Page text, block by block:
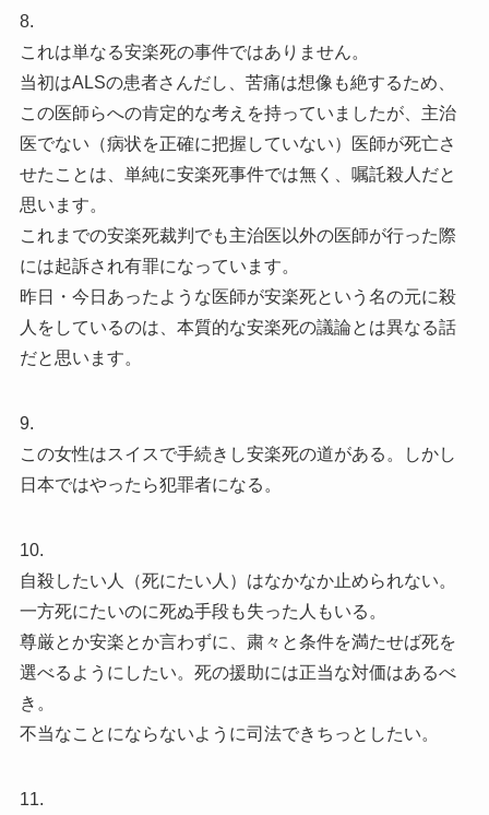
8.
これは単なる安楽死の事件ではありません。
当初はALSの患者さんだし、苦痛は想像も絶するため、
この医師らへの肯定的な考えを持っていましたが、主治
医でない（病状を正確に把握していない）医師が死亡さ
せたことは、単純に安楽死事件では無く、嘱託殺人だと
思います。
これまでの安楽死裁判でも主治医以外の医師が行った際
には起訴され有罪になっています。
昨日・今日あったような医師が安楽死という名の元に殺
人をしているのは、本質的な安楽死の議論とは異なる話
だと思います。
9.
この女性はスイスで手続きし安楽死の道がある。しかし
日本ではやったら犯罪者になる。
10.
自殺したい人（死にたい人）はなかなか止められない。
一方死にたいのに死ぬ手段も失った人もいる。
尊厳とか安楽とか言わずに、粛々と条件を満たせば死を
選べるようにしたい。死の援助には正当な対価はあるべ
き。
不当なことにならないように司法できちっとしたい。
11.